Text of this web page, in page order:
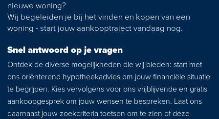
Contact
nieuwe woning?
Wij begeleiden je bij het vinden en kopen van een
woning - start jouw aankooptraject vandaag nog.
Snel antwoord op je vragen
Ontdek de diverse mogelijkheden die wij bieden: start met
ons oriënterend hypotheekadvies om jouw financiële situatie
te begrijpen. Kies vervolgens voor ons vrijblijvende en gratis
aankoopgesprek om jouw wensen te bespreken. Laat ons
daarnaast jouw zoekcriteria toetsen om te zien of deze